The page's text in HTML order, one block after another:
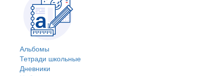
Альбомы
Тетради школьные
Дневники